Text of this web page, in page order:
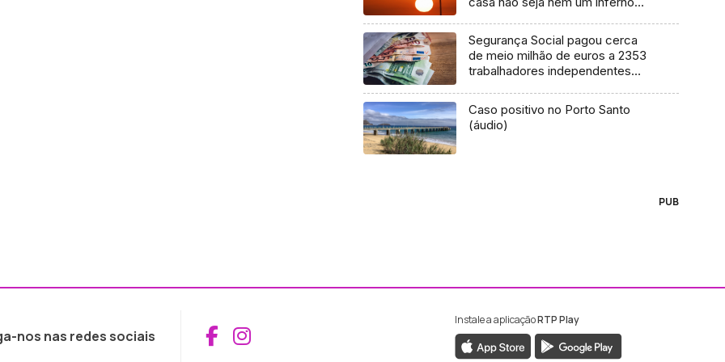
Segurança Social pagou cerca
de meio milhão de euros a 2353
trabalhadores independentes
Caso positivo no Porto Santo
(áudio)
PUB
nos nas redes sociais Aceder ao Facebook da RTP Madeira
Aceder ao Instagram da RTP Madeira
Instale a aplicaçãoRTP Play